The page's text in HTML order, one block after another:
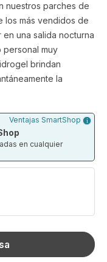
nuestros parches de
los más vendidos de
una salida nocturna
personal muy
brindan
la
de ingredientes
de la piel para
trabajan para
estresados o
del
alrededor de tu
duplicar los
en cualquier
Ventajas SmartShop